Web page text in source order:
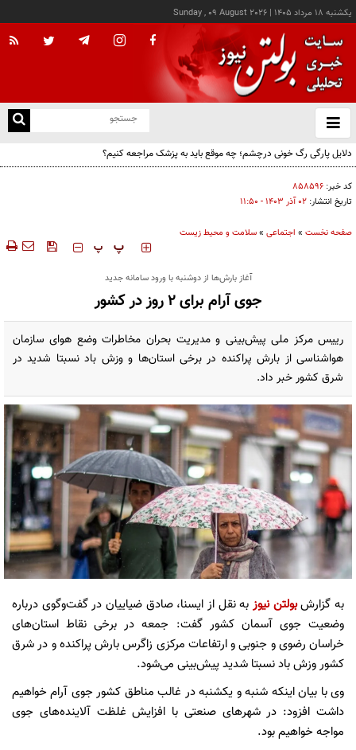
يکشنبه ۱۸ مرداد ۱۴۰۵ |
Sunday , 09 August 2026
باز
و
دلایل پارگی رگ خونی درچشم؛ چه موقع باید به پزشک مراجعه کنیم؟
کد خبر: ۸۵۸۵۹۶
تاریخ انتشار: ۰۲ آذر ۱۴۰۳ - ۱۱:۵۰
صفحه نخست » اجتماعی »سلامت و محیط زیست
‍‍‍ پ پ
آغاز بارش‌ها از دوشنبه با ورود سامانه جدید
جوی آرام برای ۲ روز در کشور
رییس مرکز ملی پیش‌بینی و مدیریت بحران مخاطرات وضع هوای سازمان
هواشناسی از بارش پراکنده در برخی استان‌ها و وزش باد نسبتا شدید در
شرق کشور خبر داد.
به گزارشبولتن نیوز به نقل از ایسنا، صادق ضیاییان در گفت‌وگوی درباره
وضعیت جوی آسمان کشور گفت: جمعه در برخی نقاط استان‌های
خراسان رضوی و جنوبی و ارتفاعات مرکزی زاگرس بارش پراکنده و در شرق
کشور وزش باد نسبتا شدید پیش‌بینی می‌شود.
وی با بیان اینکه شنبه و یکشنبه در غالب مناطق کشور جوی آرام خواهیم
داشت افزود: در شهرهای صنعتی با افزایش غلظت آلاینده‌های جوی
مواجه خواهیم بود.